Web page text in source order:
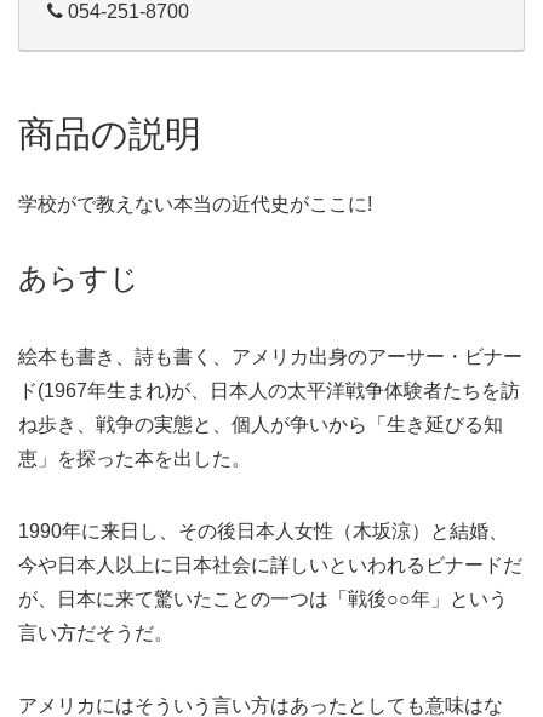
054-251-8700
商品の説明
学校がで教えない本当の近代史がここに!
あらすじ
絵本も書き、詩も書く、アメリカ出身のアーサー・ビナー
ド(1967年生まれ)が、日本人の太平洋戦争体験者たちを訪
ね歩き、戦争の実態と、個人が争いから「生き延びる知
恵」を探った本を出した。
1990年に来日し、その後日本人女性（木坂涼）と結婚、
今や日本人以上に日本社会に詳しいといわれるビナードだ
が、日本に来て驚いたことの一つは「戦後○○年」という
言い方だそうだ。
アメリカにはそういう言い方はあったとしても意味はな